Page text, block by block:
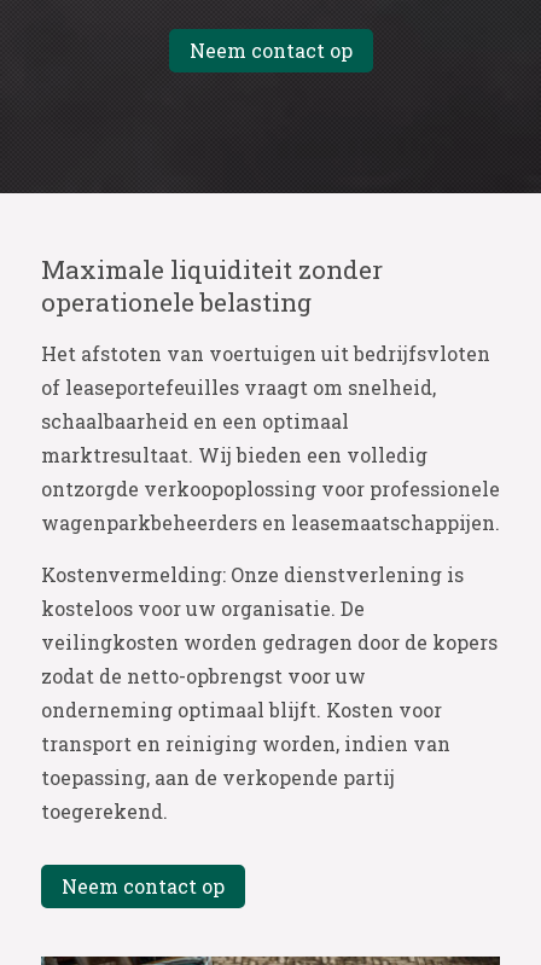
Neem contact op
Maximale liquiditeit zonder
operationele belasting
Het afstoten van voertuigen uit bedrijfsvloten
of leaseportefeuilles vraagt om snelheid,
schaalbaarheid en een optimaal
marktresultaat. Wij bieden een volledig
ontzorgde verkoopoplossing voor professionele
wagenparkbeheerders en leasemaatschappijen.
Kostenvermelding: Onze dienstverlening is
kosteloos voor uw organisatie. De
veilingkosten worden gedragen door de kopers
zodat de netto-opbrengst voor uw
onderneming optimaal blijft. Kosten voor
transport en reiniging worden, indien van
toepassing, aan de verkopende partij
toegerekend.
Neem contact op